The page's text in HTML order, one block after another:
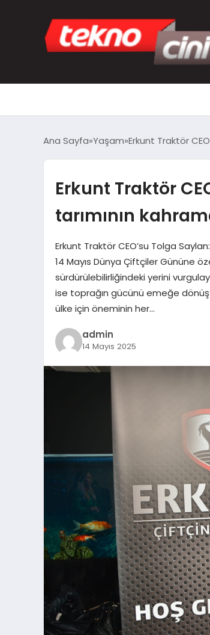
Ana Sayfa Yaşam Erkunt Traktör
Erkunt Traktör
tarımının
Erkunt Traktör CEO’su Tolga
14 Mayıs Dünya Çiftçiler Gününe
sürdürülebilirliğindeki yerini
ise toprağın gücünü emeğe
ülke için öneminin her…
admin
14 Mayıs 2025